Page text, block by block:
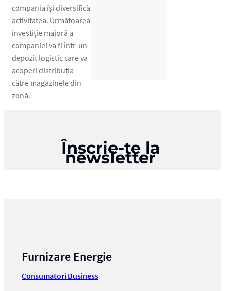
compania își diversifică
activitatea. Următoarea
investiție majoră a
companiei va fi într-un
depozit logistic care va
acoperi distribuția
către magazinele din
zonă.
Înscrie-te la
newsletter
Furnizare Energie
Consumatori Business